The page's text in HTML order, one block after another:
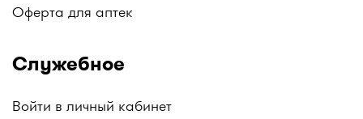
Оферта для аптек
Служебное
Войти в личный кабинет